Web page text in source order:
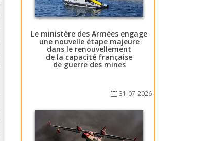
Le ministère des Armées engage
une nouvelle étape majeure
dans le renouvellement
de la capacité française
de guerre des mines
31-07-2026